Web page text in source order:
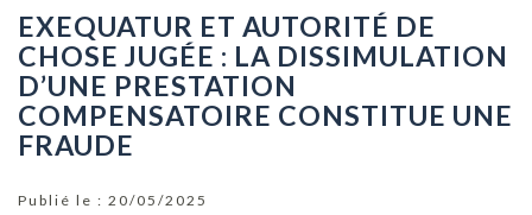
EXEQUATUR ET AUTORITÉ DE
CHOSE JUGÉE : LA DISSIMULATION
D’UNE PRESTATION
COMPENSATOIRE CONSTITUE UNE
FRAUDE
Publié le : 20/05/2025